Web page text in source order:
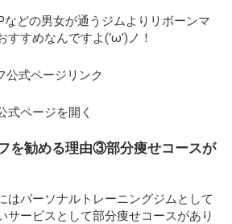
などの男女が通うジムよりリボーンマ
すめなんですよ(‘ω’)ノ！
式ページリンク
式ページを開く
を勧める理由③部分痩せコースが
はパーソナルトレーニングジムとして
サービスとして部分痩せコースがあり